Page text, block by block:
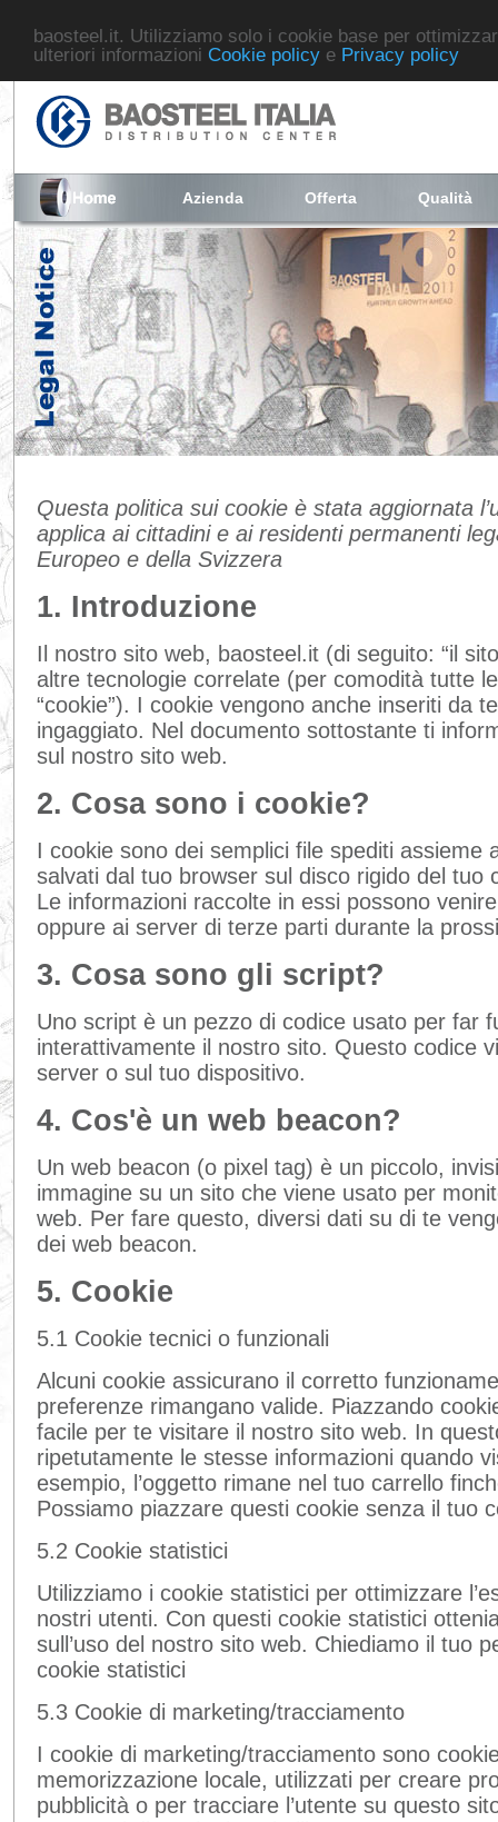
baosteel.it. Utilizziamo solo i cookie base per
ulteriori informazioni Cookie policy e Privacy policy
Azienda Offerta Qualità
Questa politica sui cookie è stata aggiornata
applica ai cittadini e ai residenti permanenti
Europeo e della Svizzera
1. Introduzione
Il nostro sito web, baosteel.it (di seguito: “il
altre tecnologie correlate (per comodità tutte
“cookie”). I cookie vengono anche inseriti da
ingaggiato. Nel documento sottostante ti
sul nostro sito web.
2. Cosa sono i cookie?
I cookie sono dei semplici file spediti assieme
salvati dal tuo browser sul disco rigido del tuo
Le informazioni raccolte in essi possono
oppure ai server di terze parti durante la
3. Cosa sono gli script?
Uno script è un pezzo di codice usato per far
interattivamente il nostro sito. Questo codice
server o sul tuo dispositivo.
4. Cos'è un web beacon?
Un web beacon (o pixel tag) è un piccolo,
immagine su un sito che viene usato per
web. Per fare questo, diversi dati su di te
dei web beacon.
5. Cookie
5.1 Cookie tecnici o funzionali
Alcuni cookie assicurano il corretto
preferenze rimangano valide. Piazzando
facile per te visitare il nostro sito web. In
ripetutamente le stesse informazioni quando
esempio, l’oggetto rimane nel tuo carrello
Possiamo piazzare questi cookie senza il tuo
5.2 Cookie statistici
Utilizziamo i cookie statistici per ottimizzare
nostri utenti. Con questi cookie statistici
sull’uso del nostro sito web. Chiediamo il tuo
cookie statistici
5.3 Cookie di marketing/tracciamento
I cookie di marketing/tracciamento sono
memorizzazione locale, utilizzati per creare
pubblicità o per tracciare l’utente su questo